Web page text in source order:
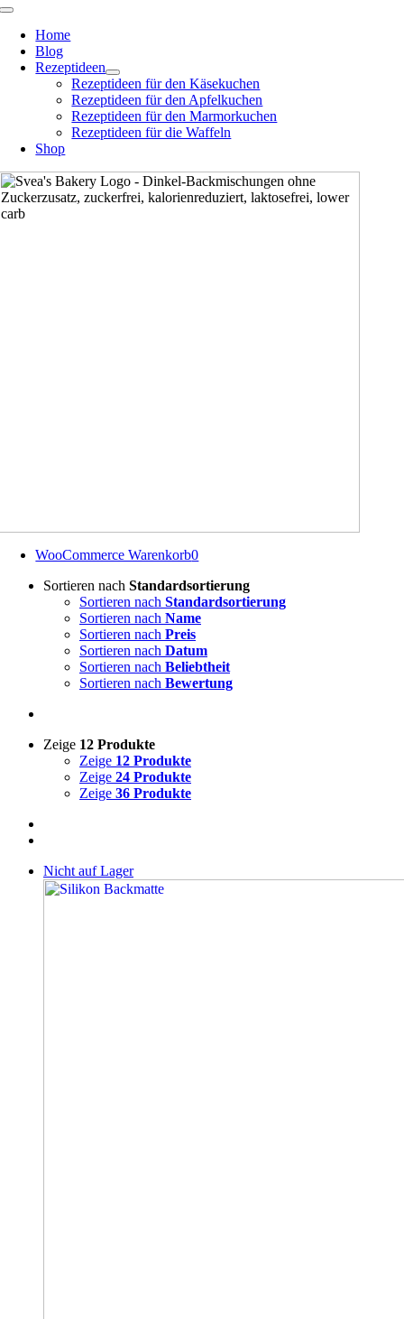
Zum
Inhalt
springen
Toggle
Navigation
Home
Blog
Rezeptideen
Rezeptideen für den Käsekuchen
Rezeptideen für den Apfelkuchen
Rezeptideen für den Marmorkuchen
Rezeptideen für die Waffeln
Shop
WooCommerce Warenkorb0
Sortieren nach Standardsortierung
Sortieren nach Standardsortierung
Sortieren nach Name
Sortieren nach Preis
Sortieren nach Datum
Sortieren nach Beliebtheit
Sortieren nach Bewertung
Zeige 12 Produkte
Zeige 12 Produkte
Zeige 24 Produkte
Zeige 36 Produkte
Nicht auf Lager